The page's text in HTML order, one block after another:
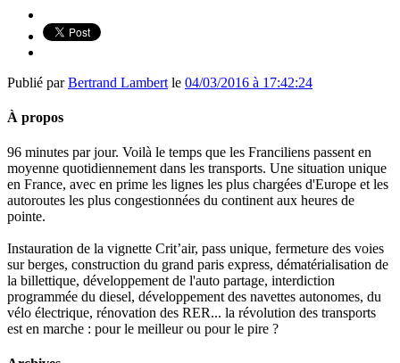
Publié parBertrand Lambert le 04/03/2016 à 17:42:24
À propos
96 minutes par jour. Voilà le temps que les Franciliens passent en
moyenne quotidiennement dans les transports. Une situation unique
en France, avec en prime les lignes les plus chargées d'Europe et les
autoroutes les plus congestionnées du continent aux heures de
pointe.
Instauration de la vignette Crit’air, pass unique, fermeture des voies
sur berges, construction du grand paris express, dématérialisation de
la billettique, développement de l'auto partage, interdiction
programmée du diesel, développement des navettes autonomes, du
vélo électrique, rénovation des RER... la révolution des transports
est en marche : pour le meilleur ou pour le pire ?